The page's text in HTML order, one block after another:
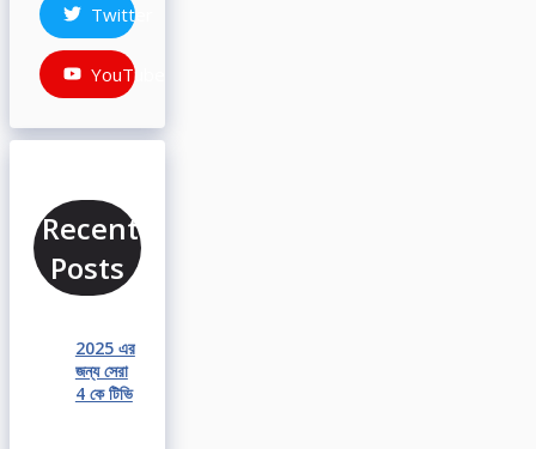
Twitter
YouTube
Recent
Posts
2025 এর
জন্য সেরা
4 কে টিভি